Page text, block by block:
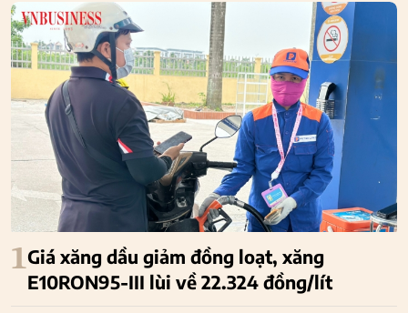
1Giá xăng dầu giảm đồng loạt, xăng
E10RON95-III lùi về 22.324 đồng/lít